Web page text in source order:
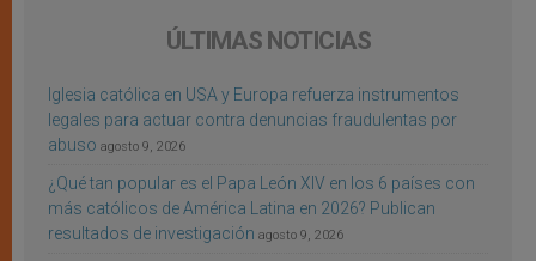
ÚLTIMAS NOTICIAS
Iglesia católica en USA y Europa refuerza instrumentos
legales para actuar contra denuncias fraudulentas por
abuso agosto 9, 2026
¿Qué tan popular es el Papa León XIV en los 6 países con
más católicos de América Latina en 2026? Publican
resultados de investigación agosto 9, 2026